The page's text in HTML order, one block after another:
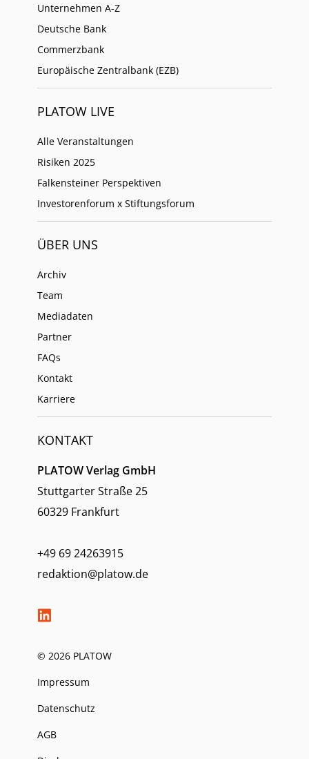
Unternehmen A-Z
Deutsche Bank
Commerzbank
Europäische Zentralbank (EZB)
PLATOW LIVE
Alle Veranstaltungen
Risiken 2025
Falkensteiner Perspektiven
Investorenforum x Stiftungsforum
ÜBER UNS
Archiv
Team
Mediadaten
Partner
FAQs
Kontakt
Karriere
KONTAKT
PLATOW Verlag GmbH
Stuttgarter Straße 25
60329 Frankfurt
+49 69 24263915
redaktion@platow.de
© 2026 PLATOW
Impressum
Datenschutz
AGB